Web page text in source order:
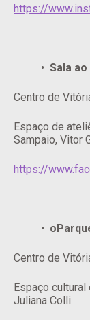
https://
Sala
Centro de
Espaço de
Sampaio, Vitor
https://
Centro de
Espaço
Juliana Colli